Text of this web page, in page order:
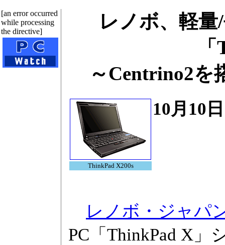
[an error occurred
while processing
the directive]
レノボ、軽
～Centrino2を
ThinkPad X200s
10月10
レノボ・ジャパ
PC「ThinkPad X」